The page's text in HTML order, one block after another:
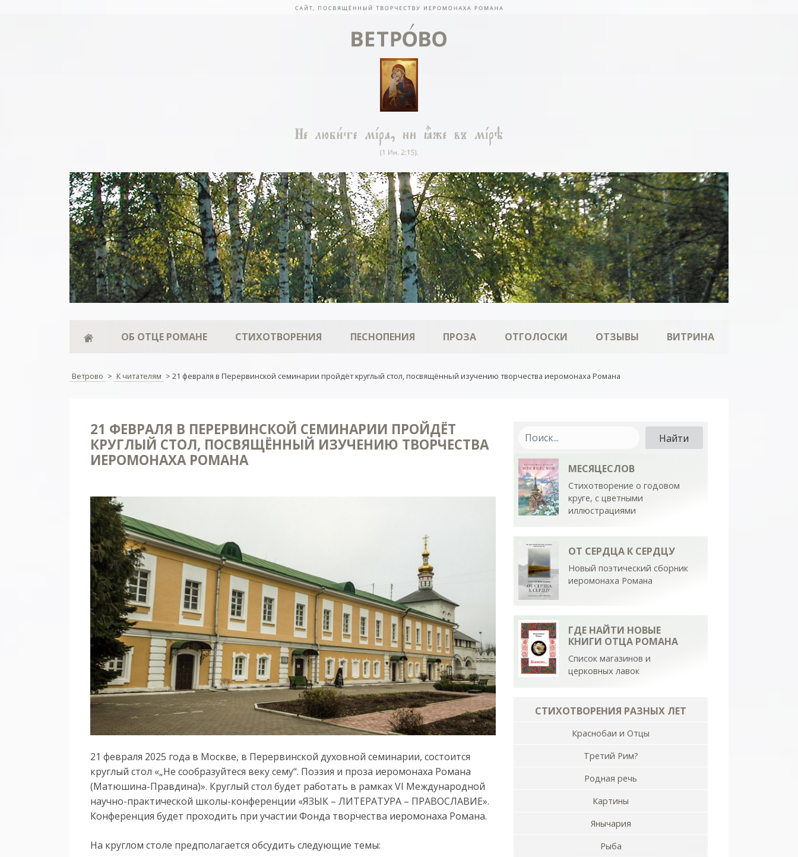
ОБ ОТЦЕ РОМАНЕ СТИХОТВОРЕНИЯ ПЕСНОПЕНИЯ ПРОЗА ОТГОЛОСКИ ОТЗЫВЫ ВИТРИНА
Ветрово > К читателям > 21 февраля в Перервинской семинарии пройдёт круглый стол, посвящённый изучению творчества иеромонаха Романа
21 ФЕВРАЛЯ В ПЕРЕРВИНСКОЙ СЕМИНАРИИ ПРОЙДЁТ
КРУГЛЫЙ СТОЛ, ПОСВЯЩЁННЫЙ ИЗУЧЕНИЮ ТВОРЧЕСТВА
ИЕРОМОНАХА РОМАНА
21 февраля 2025 года в Москве, в Перервинской духовной семинарии, состоится
круглый стол «„Не сообразуйтеся веку сему“. Поэзия и проза иеромонаха Романа
(Матюшина-Правдина)». Круглый стол будет работать в рамках VI Международной
научно-практической школы-конференции «ЯЗЫК – ЛИТЕРАТУРА – ПРАВОСЛАВИЕ».
Конференция будет проходить при участии Фонда творчества иеромонаха Романа.
На круглом столе предполагается обсудить следующие темы:
МЕСЯЦЕСЛОВ
Стихотворение о годовом
круге, с цветными
иллюстрациями
ОТ СЕРДЦА К СЕРДЦУ
Новый поэтический сборник
иеромонаха Романа
ГДЕ НАЙТИ НОВЫЕ
КНИГИ ОТЦА РОМАНА
Список магазинов и
церковных лавок
СТИХОТВОРЕНИЯ РАЗНЫХ ЛЕТ
Краснобаи и Отцы
Третий Рим?
Родная речь
Картины
Янычария
Рыба